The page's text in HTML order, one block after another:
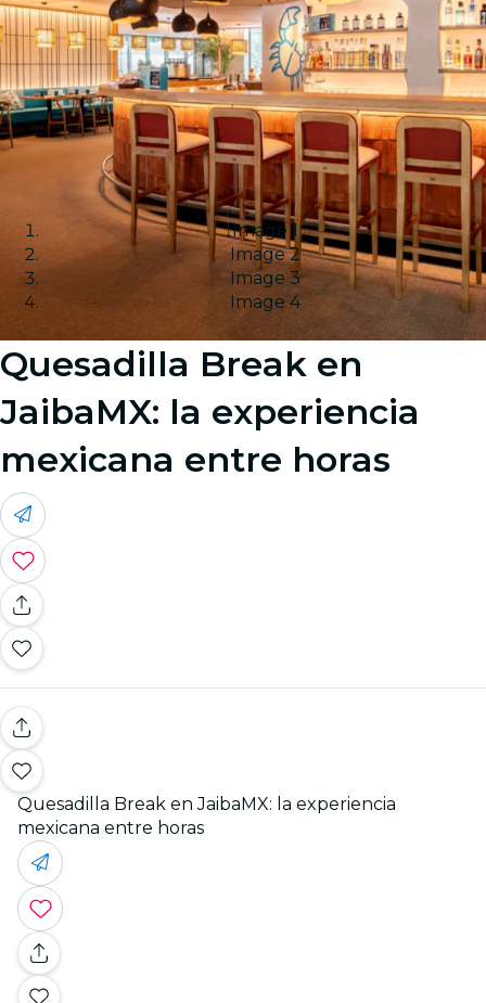
Image 1
Image 2
Image 3
Image 4
Quesadilla Break en
JaibaMX: la experiencia
mexicana entre horas
Quesadilla Break en JaibaMX: la experiencia
mexicana entre horas